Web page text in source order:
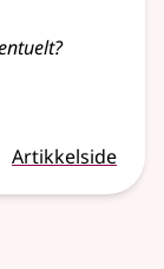
Artikkelside